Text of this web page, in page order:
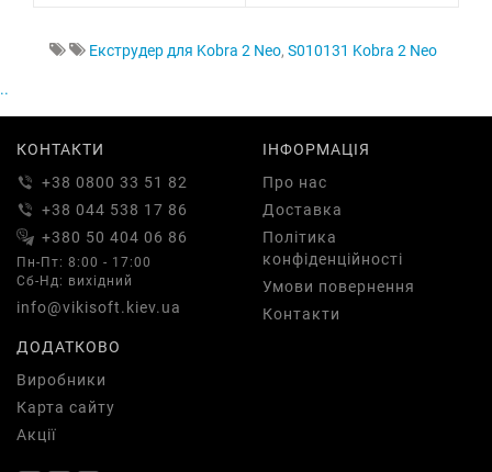
Екструдер для Kobra 2 Neo, S010131 Kobra 2 Neo
..
КОНТАКТИ
+38 0800 33 51 82
+38 044 538 17 86
+380 50 404 06 86
Пн-Пт: 8:00 - 17:00
Сб-Нд: вихідний
info@vikisoft.kiev.ua
ІНФОРМАЦІЯ
Про нас
Доставка
Політика
конфіденційності
Умови повернення
Контакти
ДОДАТКОВО
Виробники
Карта сайту
Акції